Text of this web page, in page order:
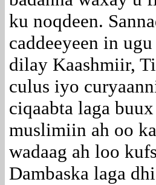
ku noqdeen.
caddeeyeen in
dilay Kaashmiir,
culus iyo
ciqaabta laga
muslimiin ah oo
wadaag ah loo
Dambaska laga